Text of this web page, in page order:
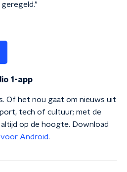
1-app
Of het nou gaat om nieuws uit
tech of cultuur; met de
altijd op de hoogte. Download
voor Android.